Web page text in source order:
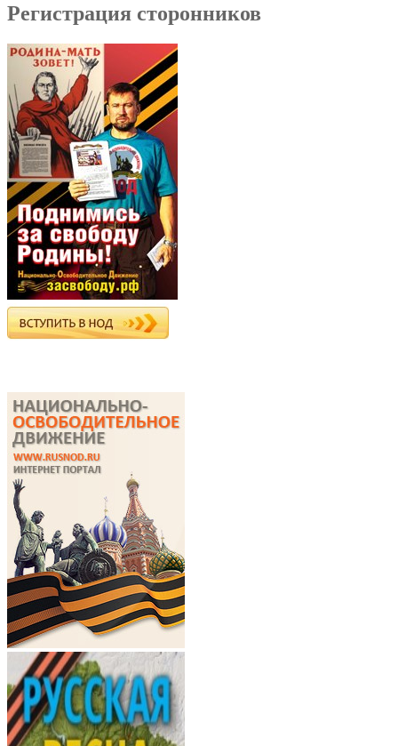
Регистрация сторонников